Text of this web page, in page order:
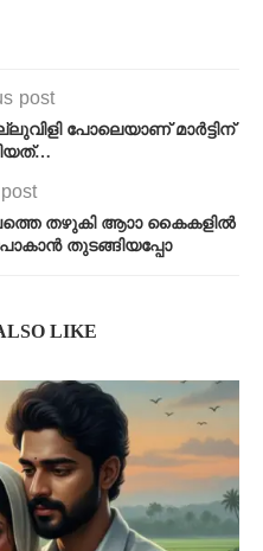
post
പോലെയാണ് മാർട്ടിന്
തഴുകി ആാാ കൈകളിൽ
തുടങ്ങിയപ്പോ
LIKE